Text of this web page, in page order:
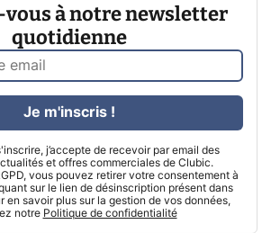
à notre newsletter
quotidienne
j’accepte de recevoir par email des
et offres commerciales de Clubic.
vous pouvez retirer votre consentement à
sur le lien de désinscription présent dans
en savoir plus sur la gestion de vos données,
notre Politique de confidentialité
Je m'inscris !